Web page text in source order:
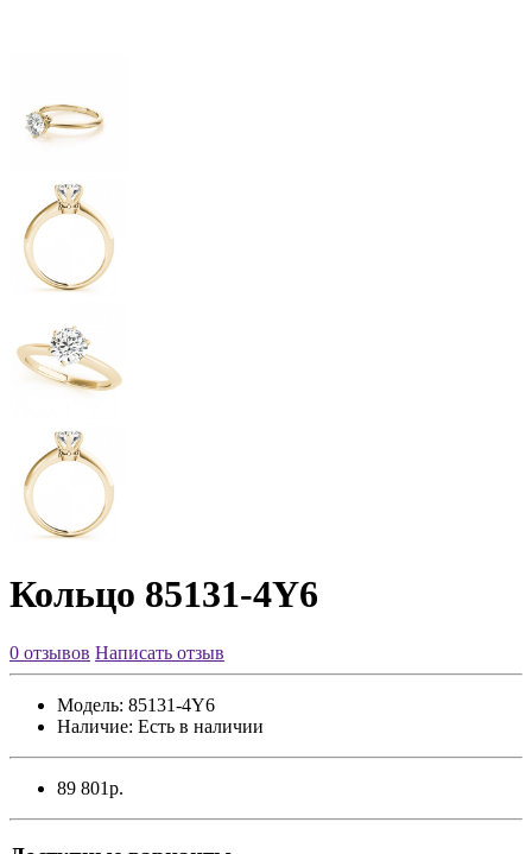
Кольцо 85131-4Y6
0 отзывов Написать отзыв
Модель: 85131-4Y6
Наличие: Есть в наличии
89 801р.